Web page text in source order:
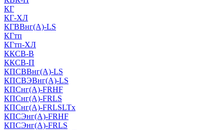
КГ
КГ-ХЛ
КГВВнг(А)-LS
КГтп
КГтп-ХЛ
ККСВ-В
ККСВ-П
КПСВВнг(А)-LS
КПСВЭВнг(А)-LS
КПСнг(А)-FRHF
КПСнг(А)-FRLS
КПСнг(А)-FRLSLTx
КПСЭнг(А)-FRHF
КПСЭнг(А)-FRLS